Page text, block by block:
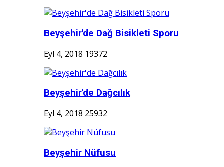
Beyşehir'de Dağ Bisikleti Sporu
Eyl 4, 2018 19372
Beyşehir'de Dağcılık
Eyl 4, 2018 25932
Beyşehir Nüfusu